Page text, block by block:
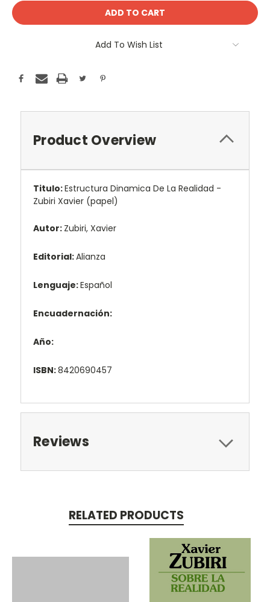
Add To Wish List
Product Overview
Titulo:Estructura Dinamica De La Realidad -
Zubiri Xavier (papel)
Autor: Zubiri, Xavier
Editorial:Alianza
Lenguaje:Español
Encuadernación:
Año:
ISBN:8420690457
Reviews
RELATED PRODUCTS